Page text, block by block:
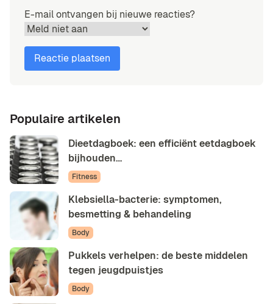
E-mail ontvangen bij nieuwe reacties?
Populaire artikelen
Dieetdagboek: een efficiënt eetdagboek
bijhouden…
Fitness
Klebsiella-bacterie: symptomen,
besmetting & behandeling
Body
Pukkels verhelpen: de beste middelen
tegen jeugdpuistjes
Body